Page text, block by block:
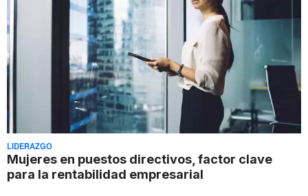
LIDERAZGO
Mujeres en puestos directivos, factor clave
para la rentabilidad empresarial